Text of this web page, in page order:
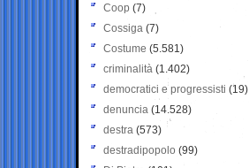
Coop (7)
Cossiga (7)
Costume (5.581)
criminalità (1.402)
democratici e progressisti (19)
denuncia (14.528)
destra (573)
destradipopolo (99)